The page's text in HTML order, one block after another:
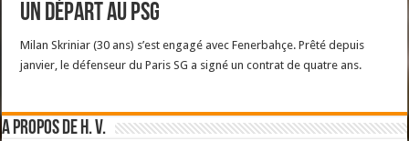
Un départ au PSG
Milan Skriniar (30 ans) s’est engagé avec Fenerbahçe. Prêté depuis
janvier, le défenseur du Paris SG a signé un contrat de quatre ans.
A propos de H. V.